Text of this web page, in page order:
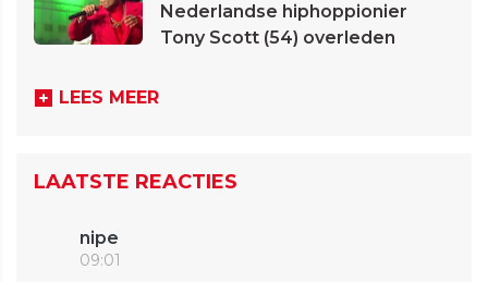
Nederlandse hiphoppionier
Tony Scott (54) overleden
LEES MEER
LAATSTE REACTIES
nipe
09:01